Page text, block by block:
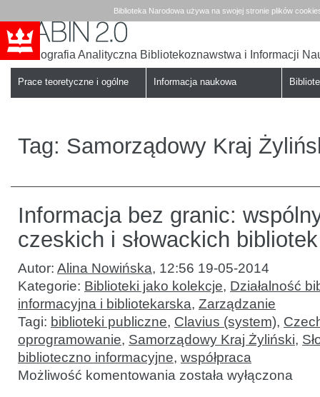
Biblioteka Narodowa używa na swojej stronie plików
Babin
Bibliografia Analityczna Bibliotekoznawstwa i Informacji
Prace teoretyczne i ogólne Informacja naukowa
Tag: Samorządowy Kraj
Informacja bez granic:
czeskich i słowackich bibliotek
Autor: Alina Nowińska, 12:56 19-05-2014
Kategorie: Biblioteki jako kolekcje, Działalność
informacyjna i bibliotekarska, Zarządzanie
Tagi: biblioteki publiczne, Clavius (system),
oprogramowanie, Samorządowy Kraj Żyliński,
biblioteczno informacyjne, współpraca
Możliwość komentowania Informacja
bez
została wyłączona